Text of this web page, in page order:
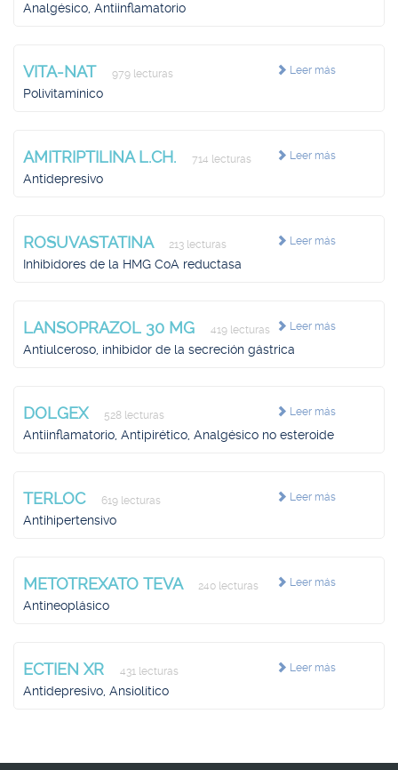
Analgésico, Antiinflamatorio
Leer más
VITA-NAT 979 lecturas
Polivitamínico
Leer más
AMITRIPTILINA L.CH. 714 lecturas
Antidepresivo
Leer más
ROSUVASTATINA 213 lecturas
Inhibidores de la HMG CoA reductasa
Leer más
LANSOPRAZOL 30 MG 419 lecturas
Antiulceroso, inhibidor de la secreción gástrica
Leer más
DOLGEX 528 lecturas
Antiinflamatorio, Antipirético, Analgésico no esteroide
Leer más
TERLOC 619 lecturas
Antihipertensivo
Leer más
METOTREXATO TEVA 240 lecturas
Antineoplásico
Leer más
ECTIEN XR 431 lecturas
Antidepresivo, Ansiolítico